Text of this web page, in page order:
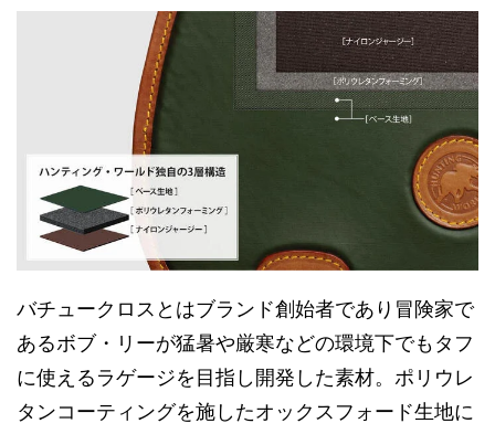
バチュークロスとはブランド創始者であり冒険家で
あるボブ・リーが猛暑や厳寒などの環境下でもタフ
に使えるラゲージを目指し開発した素材。ポリウレ
タンコーティングを施したオックスフォード生地に